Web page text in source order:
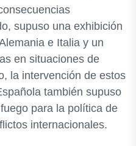
supuso una exhibición
e Italia y un
en situaciones de
la intervención de estos
también supuso
para la política de
internacionales.